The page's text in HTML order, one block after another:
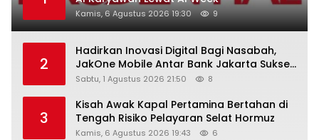
Kamis, 6 Agustus 2026 19:30 9
2
Hadirkan Inovasi Digital Bagi Nasabah,
JakOne Mobile Antar Bank Jakarta Sukses
Raih Digital Excellence Awards 2026
Sabtu, 1 Agustus 2026 21:50 8
3
Kisah Awak Kapal Pertamina Bertahan di
Tengah Risiko Pelayaran Selat Hormuz
Kamis, 6 Agustus 2026 19:43 6